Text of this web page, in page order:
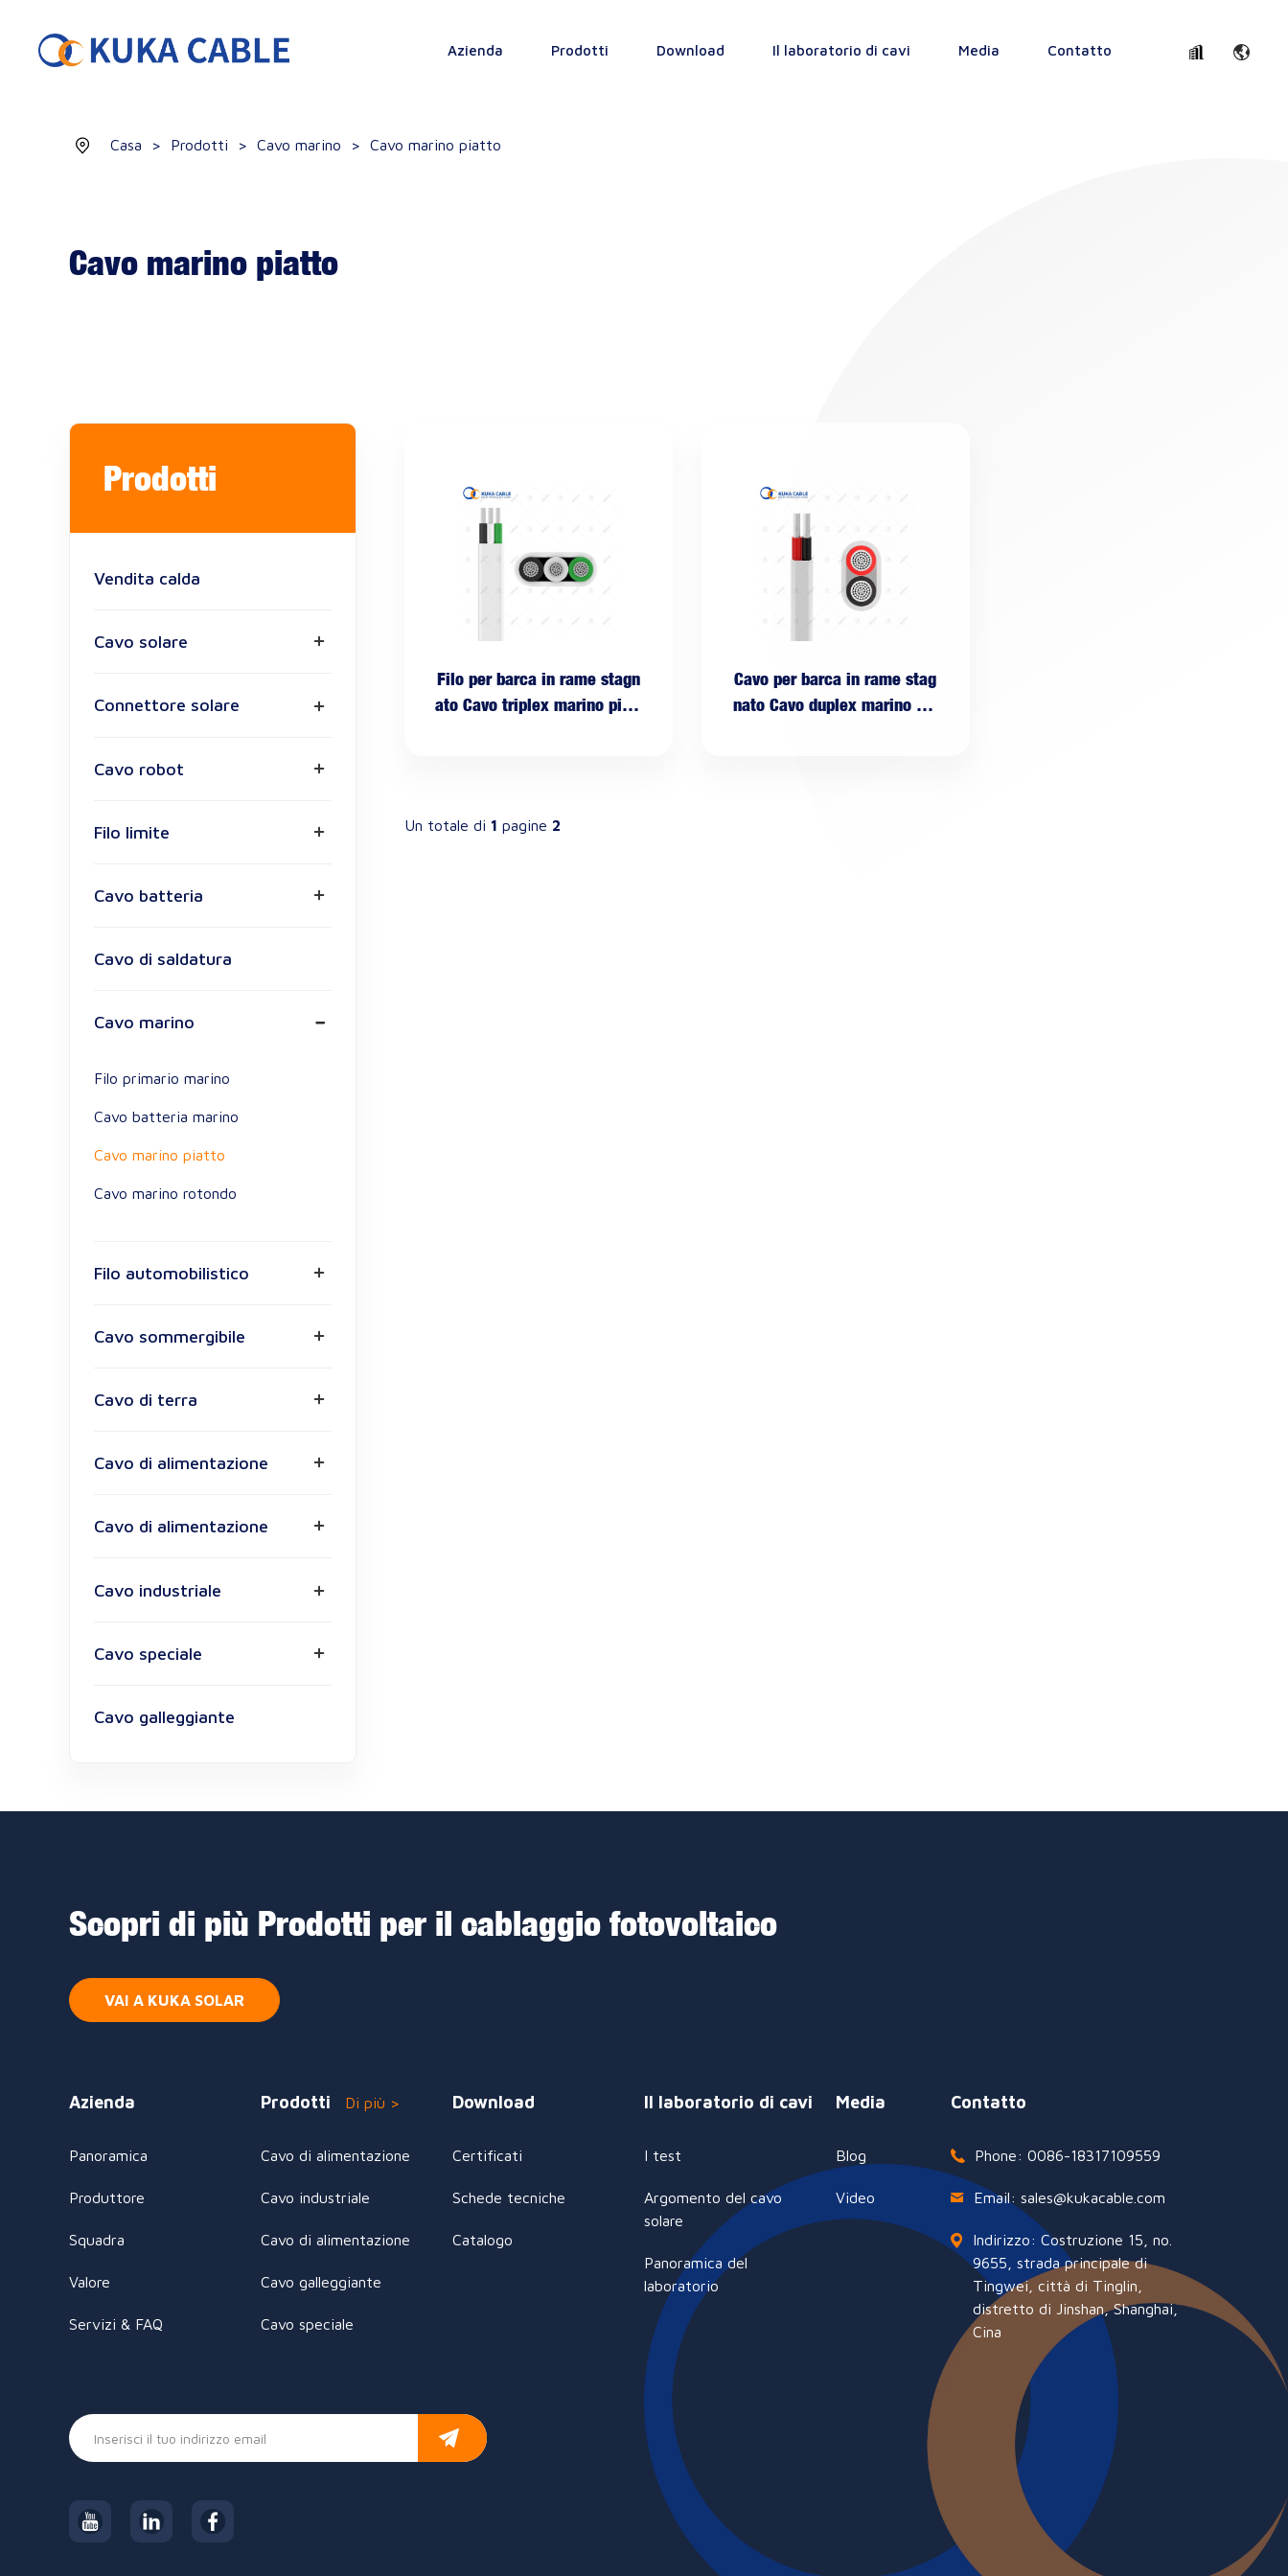
Azienda Prodotti Download Il laboratorio di cavi Media Contatto
Casa > Prodotti > Cavo marino > Cavo marino piatto
Cavo marino piatto
Prodotti
Vendita calda
Cavo solare
Connettore solare
Cavo robot
Filo limite
Cavo batteria
Cavo di saldatura
Cavo marino
Filo primario marino
Cavo batteria marino
Cavo marino piatto
Cavo marino rotondo
Filo automobilistico
Cavo sommergibile
Cavo di terra
Cavo di alimentazione
Cavo di alimentazione
Cavo industriale
Cavo speciale
Cavo galleggiante
Filo per barca in rame stagn
ato Cavo triplex marino piatt
Cavo per barca in rame stag
nato Cavo duplex marino pia
Un totale di 1 pagine 2
Scopri di più Prodotti per il cablaggio fotovoltaico
VAI A KUKA SOLAR
Azienda
Panoramica
Produttore
Squadra
Valore
Servizi & FAQ
Prodotti Di più >
Cavo di alimentazione
Cavo industriale
Cavo di alimentazione
Cavo galleggiante
Cavo speciale
Download
Certificati
Schede tecniche
Catalogo
Il laboratorio di cavi
I test
Argomento del cavo
solare
Panoramica del
laboratorio
Media
Blog
Video
Contatto
Phone: 0086-18317109559
Email: sales@kukacable.com
Indirizzo: Costruzione 15, no.
9655, strada principale di
Tingwei, città di Tinglin,
distretto di Jinshan, Shanghai,
Cina